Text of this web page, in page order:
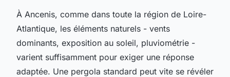
À Ancenis, comme dans toute la région de Loire-
Atlantique, les éléments naturels - vents
dominants, exposition au soleil, pluviométrie -
varient suffisamment pour exiger une réponse
adaptée. Une pergola standard peut vite se révéler